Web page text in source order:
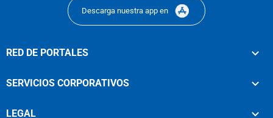
Descarga nuestra app en
RED DE PORTALES
SERVICIOS CORPORATIVOS
LEGAL